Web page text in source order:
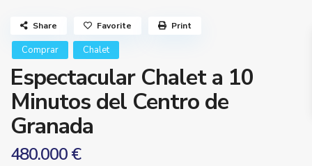
Comprar Chalet
Espectacular Chalet a 10
Minutos del Centro de
Granada
480.000 €
Share Favorite Print